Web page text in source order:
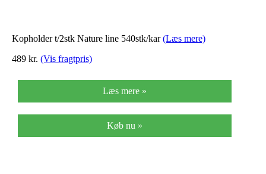
Kopholder t/2stk Nature line 540stk/kar(Læs mere)
489 kr. (Vis fragtpris)
Læs mere »
Køb nu »